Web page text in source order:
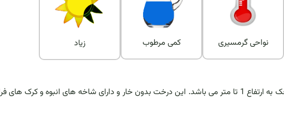
زیاد کمی مرطوب نواحی گرمسیری
گیاه "تاماریلوی کوتوله" درختچه یا درختی کوچک به ارتفاع 1 تا متر می باشد. این درخت بدون خار و دارای شاخه های انبوه و کرک